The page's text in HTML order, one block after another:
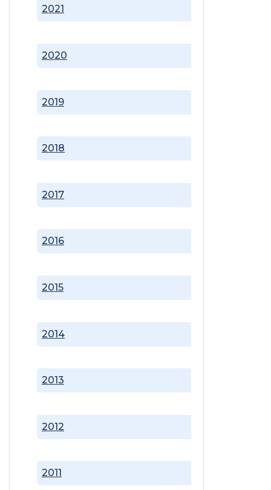
2011
2012
2013
2014
2015
2016
2017
2018
2019
2020
2021